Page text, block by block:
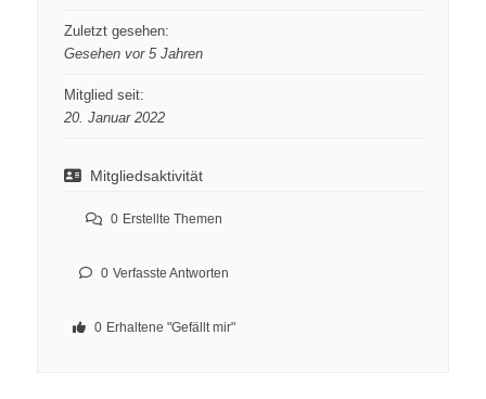
Zuletzt gesehen:
Gesehen vor 5 Jahren
Mitglied seit:
20. Januar 2022
Mitgliedsaktivität
0 Erstellte Themen
0 Verfasste Antworten
0 Erhaltene "Gefällt mir"